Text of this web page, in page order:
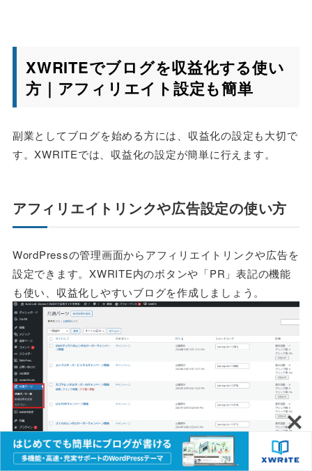
XWRITEでブログを収益化する使い
方｜アフィリエイト設定も簡単
副業としてブログを始める方には、収益化の設定も大切で
す。XWRITEでは、収益化の設定が簡単に行えます。
アフィリエイトリンクや広告設定の使い方
WordPressの管理画面からアフィリエイトリンクや広告を
設定できます。XWRITE内のボタンや「PR」表記の機能
も使い、収益化しやすいブログを作成しましょう。
共通パーツでアフィリエイトリンクを一括管理することも
可能です